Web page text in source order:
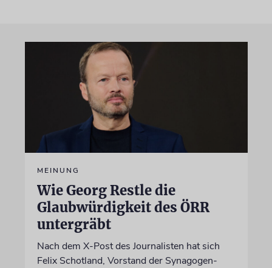
MEINUNG
Wie Georg Restle die
Glaubwürdigkeit des ÖRR
untergräbt
Nach dem X-Post des Journalisten hat sich
Felix Schotland, Vorstand der Synagogen-